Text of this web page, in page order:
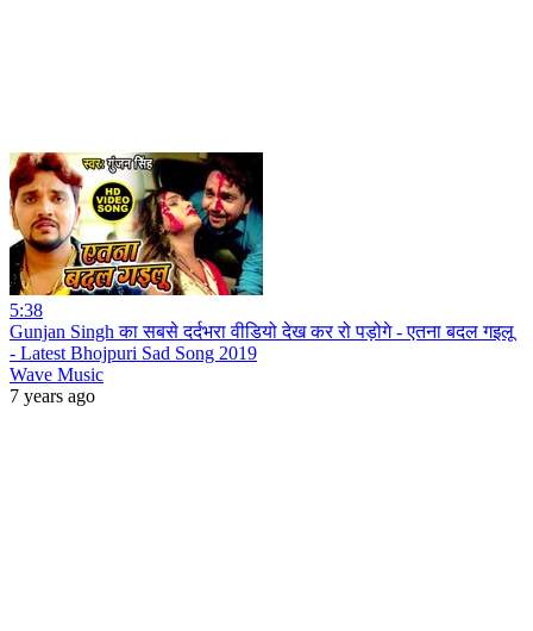
5:38
Gunjan Singh का सबसे दर्दभरा वीडियो देख कर रो पड़ोगे - एतना बदल गइलू
- Latest Bhojpuri Sad Song 2019
Wave Music
7 years ago